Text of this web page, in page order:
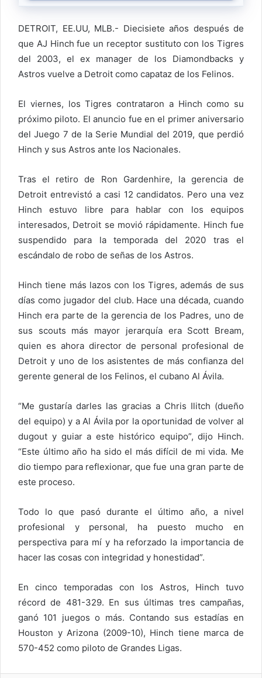
DETROIT, EE.UU, MLB.- Diecisiete años después de
que AJ Hinch fue un receptor sustituto con los Tigres
del 2003, el ex manager de los Diamondbacks y
Astros vuelve a Detroit como capataz de los Felinos.
El viernes, los Tigres contrataron a Hinch como su
próximo piloto. El anuncio fue en el primer aniversario
del Juego 7 de la Serie Mundial del 2019, que perdió
Hinch y sus Astros ante los Nacionales.
Tras el retiro de Ron Gardenhire, la gerencia de
Detroit entrevistó a casi 12 candidatos. Pero una vez
Hinch estuvo libre para hablar con los equipos
interesados, Detroit se movió rápidamente. Hinch fue
suspendido para la temporada del 2020 tras el
escándalo de robo de señas de los Astros.
Hinch tiene más lazos con los Tigres, además de sus
días como jugador del club. Hace una década, cuando
Hinch era parte de la gerencia de los Padres, uno de
sus scouts más mayor jerarquía era Scott Bream,
quien es ahora director de personal profesional de
Detroit y uno de los asistentes de más confianza del
gerente general de los Felinos, el cubano Al Ávila.
“Me gustaría darles las gracias a Chris Ilitch (dueño
del equipo) y a Al Ávila por la oportunidad de volver al
dugout y guiar a este histórico equipo”, dijo Hinch.
“Este último año ha sido el más difícil de mi vida. Me
dio tiempo para reflexionar, que fue una gran parte de
este proceso.
Todo lo que pasó durante el último año, a nivel
profesional y personal, ha puesto mucho en
perspectiva para mí y ha reforzado la importancia de
hacer las cosas con integridad y honestidad”.
En cinco temporadas con los Astros, Hinch tuvo
récord de 481-329. En sus últimas tres campañas,
ganó 101 juegos o más. Contando sus estadías en
Houston y Arizona (2009-10), Hinch tiene marca de
570-452 como piloto de Grandes Ligas.